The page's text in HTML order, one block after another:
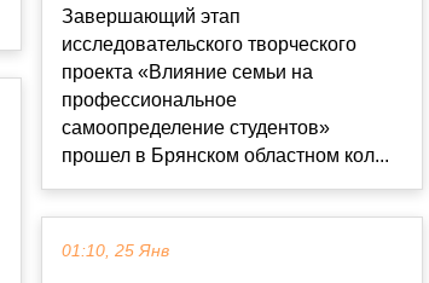
Завершающий этап
исследовательского творческого
проекта «Влияние семьи на
профессиональное
самоопределение студентов»
прошел в Брянском областном кол...
01:10, 25 Янв